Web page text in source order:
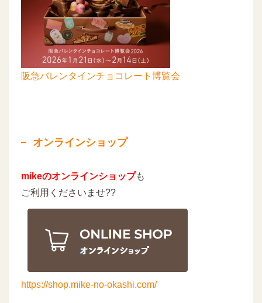
阪急バレンタインチョコレート博覧会
オンラインショップ
mikeのオンラインショップも
ご利用くださいませ??
https://shop.mike-no-okashi.com/